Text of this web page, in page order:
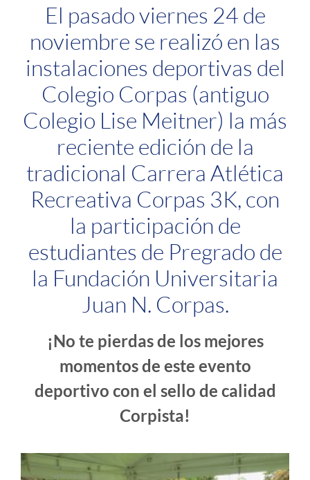
El pasado viernes 24 de
noviembre se realizó en las
instalaciones deportivas del
Colegio Corpas (antiguo
Colegio Lise Meitner) la más
reciente edición de la
tradicional Carrera Atlética
Recreativa Corpas 3K, con
la participación de
estudiantes de Pregrado de
la Fundación Universitaria
Juan N. Corpas.
¡No te pierdas de los mejores
momentos de este evento
deportivo con el sello de calidad
Corpista!